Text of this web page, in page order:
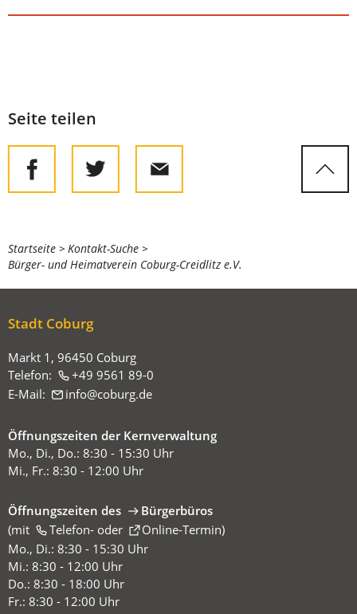
Seite teilen
Sie
befinden
hier:
Startseite
Kontakt-Suche
Bürger- und Heimatverein Coburg-Creidlitz e.V.
Stadt Coburg
Markt 1, 96450 Coburg
Telefon:
+49 9561 89-0
E-Mail:
info coburg de
Öffnungszeiten der Kernverwaltung
Mo., Di., Do.: 8:30 - 15:30 Uhr
Mi., Fr.: 8:30 - 12:00 Uhr
Öffnungszeiten des
Bürgerbüros
(mit
Telefon-oder Online-Termin
(Öffnet
in
einem
neuen
Tab)
)
Mo., Di.: 8:30 - 15:30 Uhr
Mi.: 8:30 - 12:00 Uhr
Do.: 8:30 - 18:00 Uhr
Fr.: 8:30 - 12:00 Uhr